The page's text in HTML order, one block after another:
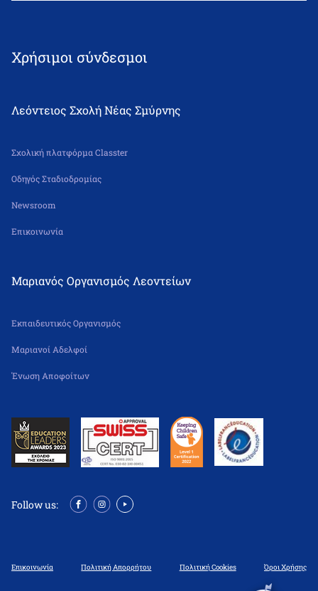
Χρήσιμοι σύνδεσμοι
Λεόντειος Σχολή Νέας Σμύρνης
Σχολική πλατφόρμα Classter
Οδηγός Σταδιοδρομίας
Newsroom
Επικοινωνία
Μαριανός Οργανισμός Λεοντείων
Εκπαιδευτικός Οργανισμός
Μαριανοί Αδελφοί
Ένωση Αποφοίτων
Follow us:
Επικοινωνία Πολιτική Απορρήτου Πολιτική Cookies Όροι Χρήσης